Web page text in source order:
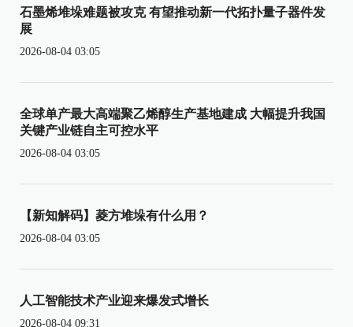
石墨烯堆垛难题被攻克 有望推动新一代拓扑量子器件发
展
2026-08-04 03:05
全球单产最大高端聚乙烯醇生产基地建成 大幅提升我国
关键产业链自主可控水平
2026-08-04 03:05
【新知解码】菱方堆垛有什么用？
2026-08-04 03:05
人工智能技术产业迎来爆发式增长
2026-08-04 09:31